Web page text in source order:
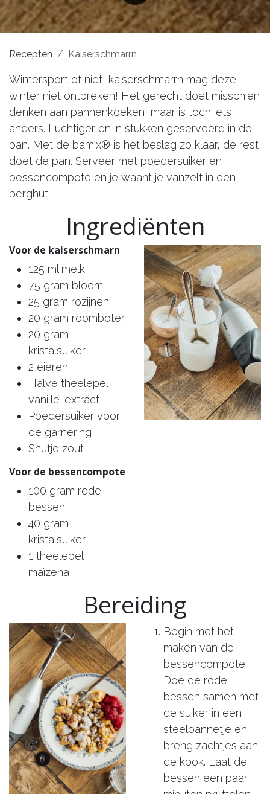
Recepten Kaiserschmarrn
Wintersport of niet, kaiserschmarrn mag deze
winter niet ontbreken! Het gerecht doet misschien
denken aan pannenkoeken, maar is toch iets
anders. Luchtiger en in stukken geserveerd in de
pan. Met de bamix® is het beslag zo klaar, de rest
doet de pan. Serveer met poedersuiker en
bessencompote en je waant je vanzelf in een
berghut.
Ingrediënten
Voor de kaiserschmarn
125 ml melk
75 gram bloem
25 gram rozijnen
20 gram roomboter
20 gram
kristalsuiker
2 eieren
Halve theelepel
vanille-extract
Poedersuiker voor
de garnering
Snufje zout
Voor de bessencompote
100 gram rode
bessen
40 gram
kristalsuiker
1 theelepel
maïzena
Bereiding
Begin met het
maken van de
bessencompote.
Doe de rode
bessen samen met
de suiker in een
steelpannetje en
breng zachtjes aan
de kook. Laat de
bessen een paar